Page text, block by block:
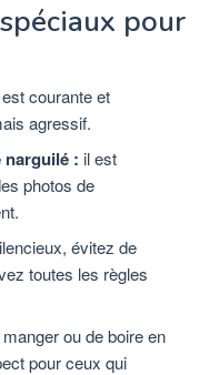
pour
courante et
agressif.
narguilé : il est
photos de
évitez de
toutes les règles
ou de boire en
pour ceux qui